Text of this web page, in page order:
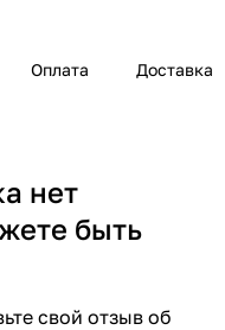
Оплата Доставка
нет
быть
свой отзыв об